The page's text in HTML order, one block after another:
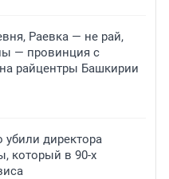
Раевка — не рай,
— провинция с
райцентры Башкирии
убили директора
который в 90-х